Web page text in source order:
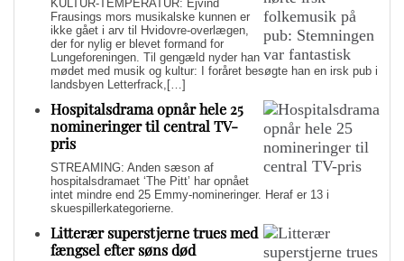
KULTUR-TEMPERATUR: Ejvind
Frausings mors musikalske kunnen er
ikke gået i arv til Hvidovre-overlægen,
der for nylig er blevet formand for
Lungeforeningen. Til gengæld nyder han
mødet med musik og kultur: I foråret besøgte han en irsk pub i
landsbyen Letterfrack,[…]
Hospitalsdrama opnår hele 25
nomineringer til central TV-
pris
STREAMING: Anden sæson af
hospitalsdramaet ‘The Pitt’ har opnået
intet mindre end 25 Emmy-nomineringer. Heraf er 13 i
skuespillerkategorierne.
Litterær superstjerne trues med
fængsel efter søns død